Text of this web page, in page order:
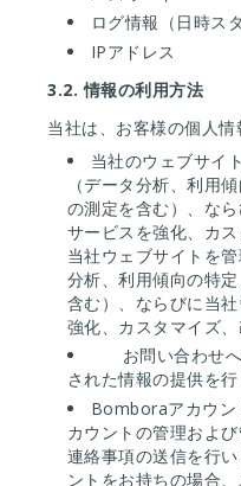
ログ情報（日時ス
IPアドレス
3.2. 情報の利用方法
当社は、お客様の個人情
当社のウェブサイ
（データ分析、利用
の測定を含む）、な
サービスを強化、カ
当社ウェブサイトを
分析、利用傾向の特
含む）、ならびに当
強化、カスタマイズ、
お問い合わせ
された情報の提供を行
Bomboraアカウン
カウントの管理およ
連絡事項の送信を
ントをお持ちの場合